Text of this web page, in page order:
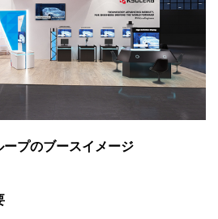
プのブースイメージ